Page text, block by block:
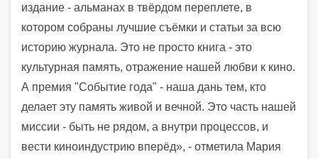
издание - альманах в твёрдом переплете, в
котором собраны лучшие съёмки и статьи за всю
историю журнала. Это не просто книга - это
культурная память, отражение нашей любви к кино.
А премия "Событие года" - наша дань тем, кто
делает эту память живой и вечной. Это часть нашей
миссии - быть не рядом, а внутри процессов, и
вести киноиндустрию вперёд», - отметила Мария